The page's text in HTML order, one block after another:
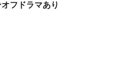
フドラマあり